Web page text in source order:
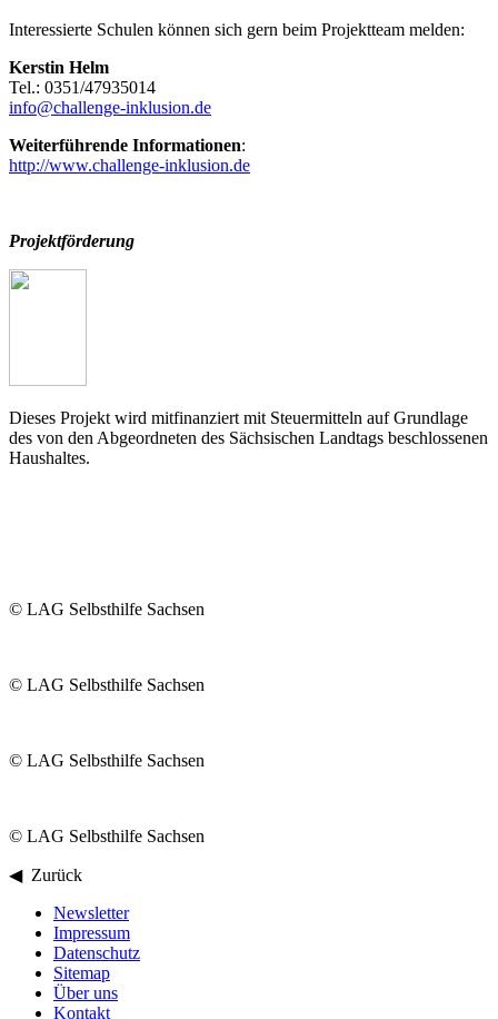
Interessierte Schulen können sich gern beim Projektteam melden:
Kerstin Helm
Tel.: 0351/47935014
info@challenge-inklusion.de
Weiterführende Informationen:
http://www.challenge-inklusion.de
Projektförderung
Dieses Projekt wird mitfinanziert mit Steuermitteln auf Grundlage
des von den Abgeordneten des Sächsischen Landtags beschlossenen
Haushaltes.
© LAG Selbsthilfe Sachsen
© LAG Selbsthilfe Sachsen
© LAG Selbsthilfe Sachsen
© LAG Selbsthilfe Sachsen
◀ Zurück
Newsletter
Impressum
Datenschutz
Sitemap
Über uns
Kontakt